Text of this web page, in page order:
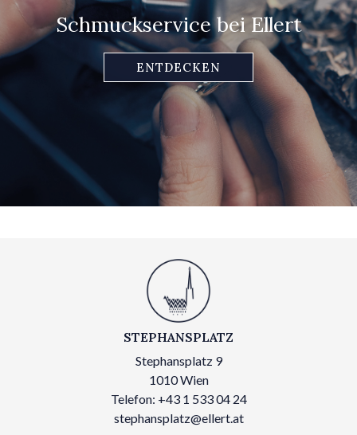
Schmuckservice bei Ellert
ENTDECKEN
STEPHANSPLATZ
Stephansplatz 9
1010 Wien
Telefon: +43 1 533 04 24
stephansplatz@ellert.at